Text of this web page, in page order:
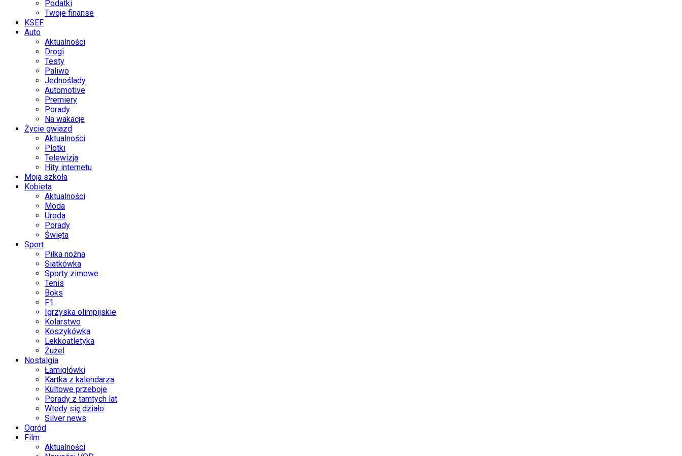
Podatki
Twoje finanse
KSEF
Auto
Aktualności
Drogi
Testy
Paliwo
Jednoślady
Automotive
Premiery
Porady
Na wakacje
Życie gwiazd
Aktualności
Plotki
Telewizja
Hity internetu
Moja szkoła
Kobieta
Aktualności
Moda
Uroda
Porady
Święta
Sport
Piłka nożna
Siatkówka
Sporty zimowe
Tenis
Boks
F1
Igrzyska olimpijskie
Kolarstwo
Koszykówka
Lekkoatletyka
Żużel
Nostalgia
Łamigłówki
Kartka z kalendarza
Kultowe przeboje
Porady z tamtych lat
Wtedy się działo
Silver news
Ogród
Film
Aktualności